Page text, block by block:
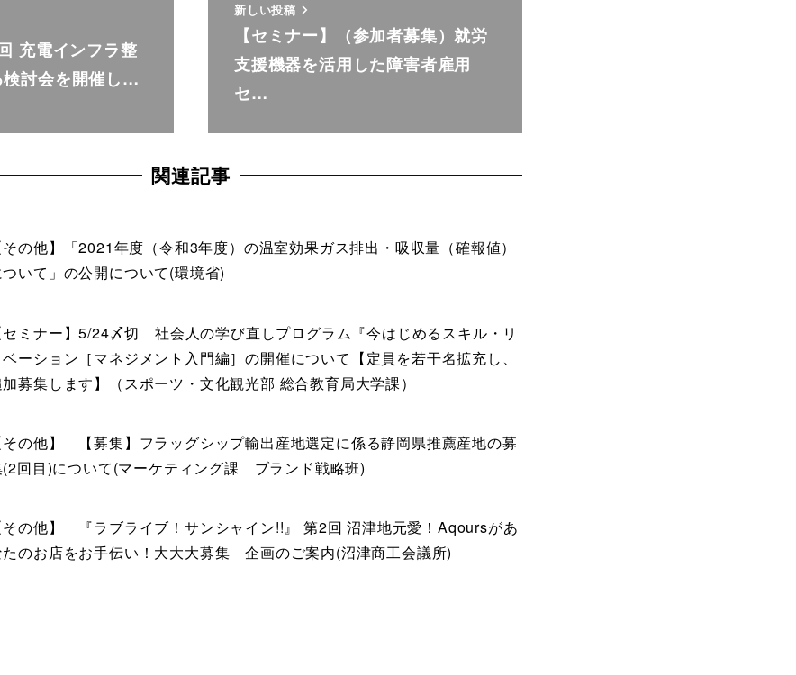
充電インフラ整
討会を開催し…
新しい投稿
【セミナー】（参加者募集）就労
支援機器を活用した障害者雇用
セ…
関連記事
その他】「2021年度（令和3年度）の温室効果ガス排出・吸収量（確報値）
ついて」の公開について(環境省)
セミナー】5/24〆切 社会人の学び直しプログラム『今はじめるスキル・リ
ベーション［マネジメント入門編］の開催について【定員を若干名拡充し、
募集します】（スポーツ・文化観光部 総合教育局大学課）
その他】 【募集】フラッグシップ輸出産地選定に係る静岡県推薦産地の募
(2回目)について(マーケティング課 ブランド戦略班)
その他】 『ラブライブ！サンシャイン!!』 第2回 沼津地元愛！Aqoursがあ
たのお店をお手伝い！大大大募集 企画のご案内(沼津商工会議所)